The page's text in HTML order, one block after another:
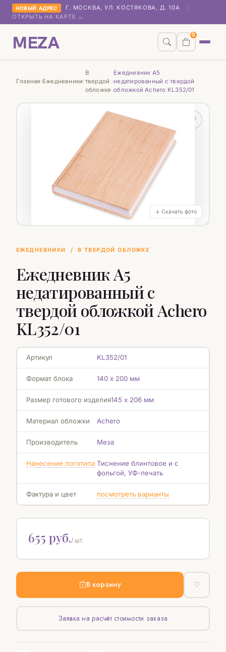
НОВЫЙ АДРЕС Г. МОСКВА, УЛ. КОСТЯКОВА, Д. 10А
ОТКРЫТЬ НА КАРТЕ →
MEZA 0
Главная›Ежедневники›
В
твердой
обложке
›
Ежедневник А5
недатированный с твердой
обложкой Achero KL352/01
♡
↓ Скачать фото
ЕЖЕДНЕВНИКИ / В ТВЕРДОЙ ОБЛОЖКЕ
Ежедневник А5
недатированный с
твердой обложкой Achero
KL352/01
Артикул KL352/01
Формат блока 140 х 200 мм
Размер готового изделия145 х 206 мм
Материал обложки Achero
Производитель Меза
Нанесение логотипа Тиснение блинтовое и с
фольгой, УФ-печать
Фактура и цвет посмотреть варианты
655 руб./ шт.
В корзину ♡
Заявка на расчёт стоимости заказа